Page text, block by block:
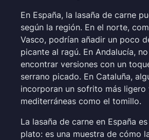
En España, la lasaña de carne
según la región. En el norte,
Vasco, podrían añadir un poco
picante al ragú. En Andalucía,
encontrar versiones con un
serrano picado. En Cataluña,
incorporan un sofrito más ligero
mediterráneas como el tomillo.
La lasaña de carne en España
plato: es una muestra de cómo